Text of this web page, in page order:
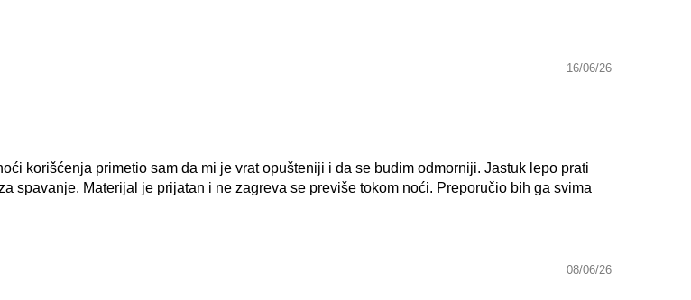
16/06/26
korišćenja primetio sam da mi je vrat opušteniji i da se budim odmorniji. Jastuk lepo prati
spavanje. Materijal je prijatan i ne zagreva se previše tokom noći. Preporučio bih ga svima
08/06/26